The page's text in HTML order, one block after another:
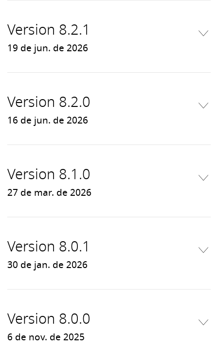
Version 8.2.1
19 de jun. de 2026
Version 8.2.0
16 de jun. de 2026
Version 8.1.0
27 de mar. de 2026
Version 8.0.1
30 de jan. de 2026
Version 8.0.0
6 de nov. de 2025